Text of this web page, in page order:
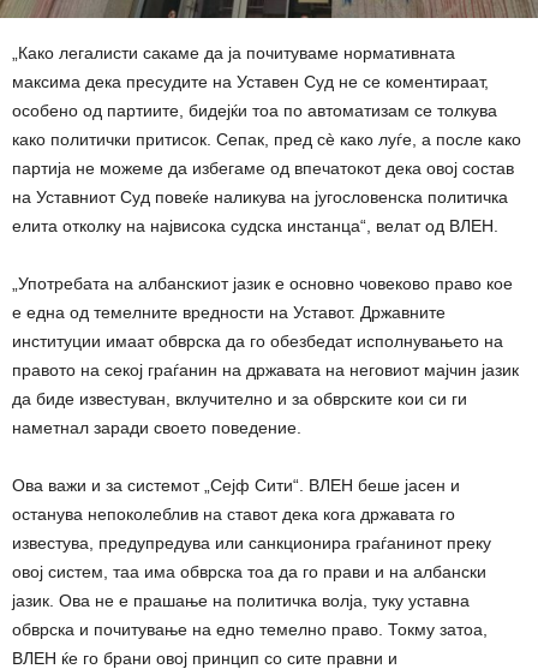
„Како легалисти сакаме да ја почитуваме нормативната
максима дека пресудите на Уставен Суд не се коментираат,
особено од партиите, бидејќи тоа по автоматизам се толкува
како политички притисок. Сепак, пред сè како луѓе, а после како
партија не можеме да избегаме од впечатокот дека овој состав
на Уставниот Суд повеќе наликува на југословенска политичка
елита отколку на највисока судска инстанца“, велат од ВЛЕН.
„Употребата на албанскиот јазик е основно човеково право кое
е една од темелните вредности на Уставот. Државните
институции имаат обврска да го обезбедат исполнувањето на
правото на секој граѓанин на државата на неговиот мајчин јазик
да биде известуван, вклучително и за обврските кои си ги
наметнал заради своето поведение.
Ова важи и за системот „Сејф Сити“. ВЛЕН беше јасен и
останува непоколеблив на ставот дека кога државата го
известува, предупредува или санкционира граѓанинот преку
овој систем, таа има обврска тоа да го прави и на албански
јазик. Ова не е прашање на политичка волја, туку уставна
обврска и почитување на едно темелно право. Токму затоа,
ВЛЕН ќе го брани овој принцип со сите правни и